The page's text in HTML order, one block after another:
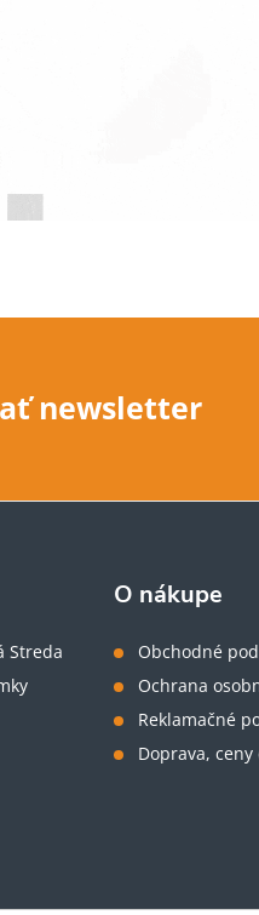
newsletter
Streda
O nákupe
Obchodné
Ochrana
Reklamačné
Doprava,